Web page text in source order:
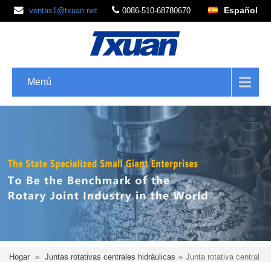
ventas1@txuan.net 0086-510-68780670 Español
Menú
Hogar » Juntas rotativas centrales hidráulicas » Junta rotativa central